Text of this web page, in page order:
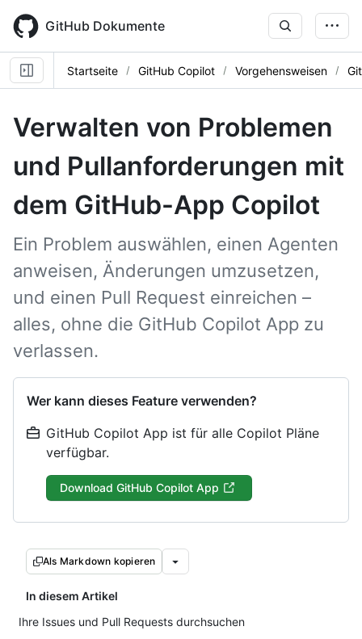
main
content
GitHub Dokumente
Startseite GitHub Copilot Vorgehensweisen
Verwalten von Problemen
und Pullanforderungen mit
dem GitHub-App Copilot
Ein Problem auswählen, einen Agenten
anweisen, Änderungen umzusetzen,
und einen Pull Request einreichen –
alles, ohne die GitHub Copilot App zu
verlassen.
Wer kann dieses Feature verwenden?
GitHub Copilot App ist für alle Copilot Pläne
verfügbar.
Download GitHub Copilot App
Als Markdown kopieren
In diesem Artikel
Ihre Issues und Pull Requests durchsuchen